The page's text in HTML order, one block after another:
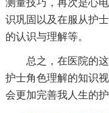
测量技巧，再次是心
识巩固以及在服从护
的认识与理解等。
总之，在医院的
护士角色理解的知识
会更加完善我人生的护